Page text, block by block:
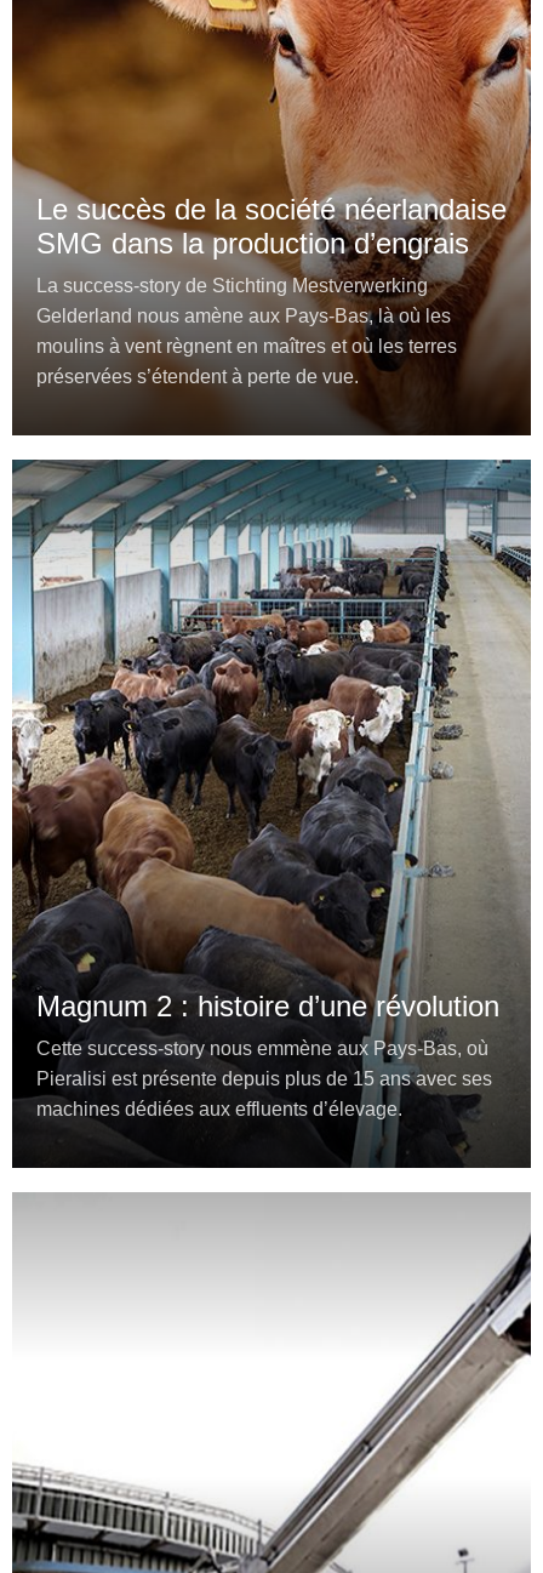
Le succès de la société néerlandaise
SMG dans la production d’engrais
La success-story de Stichting Mestverwerking
Gelderland nous amène aux Pays-Bas, là où les
moulins à vent règnent en maîtres et où les terres
préservées s’étendent à perte de vue.
Magnum 2 : histoire d’une révolution
Cette success-story nous emmène aux Pays-Bas, où
Pieralisi est présente depuis plus de 15 ans avec ses
machines dédiées aux effluents d’élevage.